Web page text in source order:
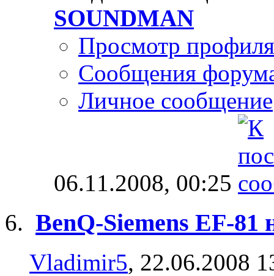
SOUNDMAN
Просмотр профиля
Сообщения
Личное сообщение
06.11.2008, 00:25
BenQ-Siemens EF-81
Vladimir5, 22.06.2008